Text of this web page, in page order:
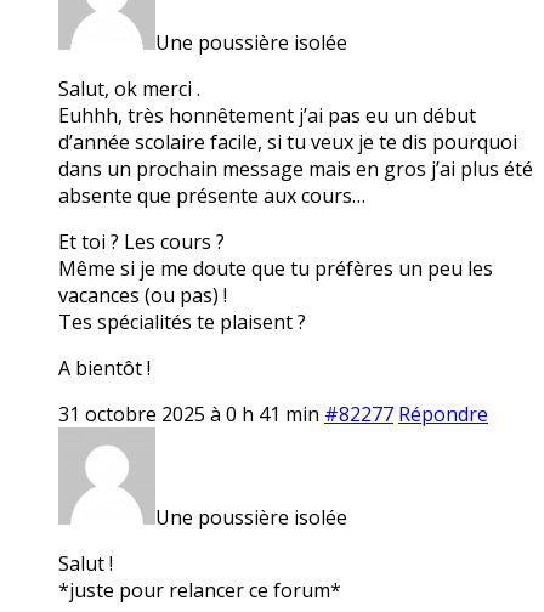
Une poussière isolée
Salut, ok merci .
Euhhh, très honnêtement j’ai pas eu un début
d’année scolaire facile, si tu veux je te dis pourquoi
dans un prochain message mais en gros j’ai plus été
absente que présente aux cours…
Et toi ? Les cours ?
Même si je me doute que tu préfères un peu les
vacances (ou pas) !
Tes spécialités te plaisent ?
A bientôt !
31 octobre 2025 à 0 h 41 min #82277 Répondre
Une poussière isolée
Salut !
*juste pour relancer ce forum*